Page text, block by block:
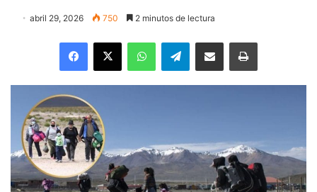
abril 29, 2026 750 2 minutos de lectura
Facebook
X WhatsAppTelegramEnviar vía email Imprimir